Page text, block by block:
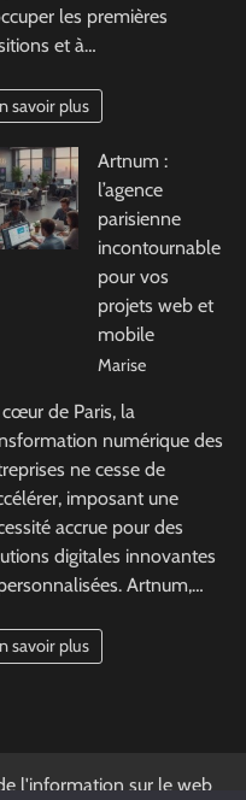
les premières
et à…
savoir plus
Artnum :
l’agence
parisienne
incontournable
pour vos
projets web et
mobile
Marise
de Paris, la
numérique des
ne cesse de
imposant une
accrue pour des
digitales innovantes
Artnum,…
savoir plus
l'information sur le web